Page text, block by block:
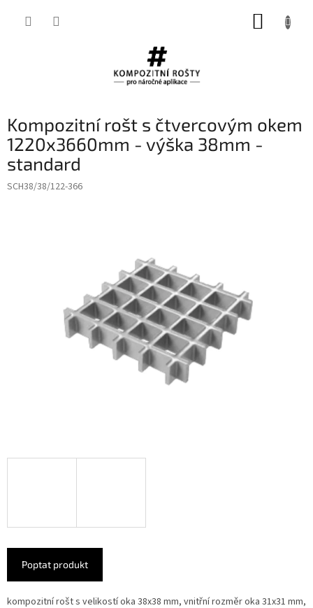
Kompozitní rošt s čtvercovým okem
1220x3660mm - výška 38mm -
standard
SCH38/38/122-366
Poptat produkt
kompozitní rošt s velikostí oka 38x38 mm, vnitřní rozměr oka 31x31 mm,